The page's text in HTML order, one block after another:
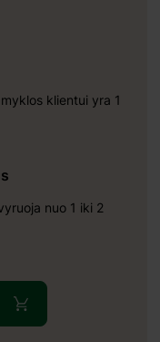
klientui yra 1
nuo 1 iki 2